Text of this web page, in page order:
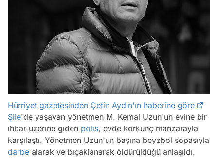
Hürriyet gazetesinden Çetin Aydın'ın haberine göre
Şile'de yaşayan yönetmen M. Kemal Uzun'un evine bir
ihbar üzerine giden polis, evde korkunç manzarayla
karşılaştı. Yönetmen Uzun'un başına beyzbol sopasıyla
darbe alarak ve bıçaklanarak öldürüldüğü anlaşıldı.